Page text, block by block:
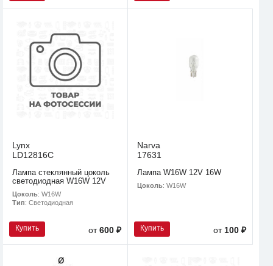
Lynx
LD12816C
Лампа стеклянный цоколь
светодиодная W16W 12V
Цоколь: W16W
Тип: Светодиодная
Купить от600 ₽
Narva
17631
Лампа W16W 12V 16W
Цоколь: W16W
Купить от 100 ₽